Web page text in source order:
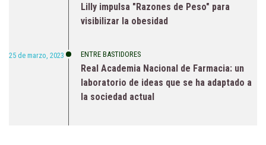
Lilly impulsa "Razones de Peso" para
visibilizar la obesidad
25 de marzo, 2023 ENTRE BASTIDORES
Real Academia Nacional de Farmacia: un
laboratorio de ideas que se ha adaptado a
la sociedad actual